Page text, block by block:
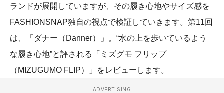
ランドが展開していますが、その履き心地やサイズ感を
FASHIONSNAP独自の視点で検証していきます。第11回
は、「ダナー（Danner）」。“水の上を歩いているよう
な履き心地”と評される「ミズグモ フリップ
（MIZUGUMO FLIP）」をレビューします。
ADVERTISING